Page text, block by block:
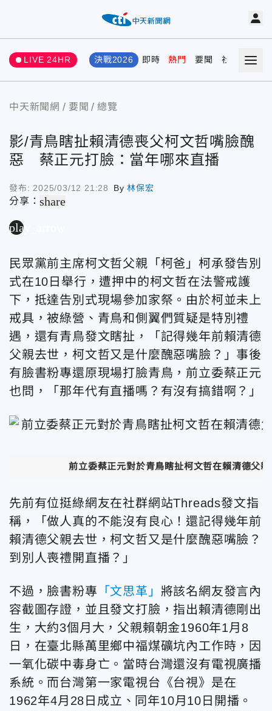
LIVE 24HR 決戰2026 即時 熱門 要聞 社會 娛樂
中天新聞網 要聞 總覽
影/青鳥瞎扯賴清德喪父柯文哲嘴臉醜
惡 蔡正元打臉：當年哪來直播
發布: 2025/03/12 21:28 By林保宏
分享：share
play_arrow
民眾黨前主席柯文哲父親「柯爸」柯承發告別
式在10日舉行，遭押中的柯文哲在法警戒護
下，抵達告別式現場參加家祭。由於柯並未上
戒具，被綠營、青鳥和側翼們質疑是特別禮
遇，還有青鳥發文瞎扯，「記得幾年前賴清德
父親去世，柯文哲又是什麼醜惡嘴臉？」事後
有臉書粉專還原現場打臉青鳥，前立委蔡正元
也問，「那年代有直播嗎？有沒有搞錯啊？」
前立委蔡正元對於青鳥瞎扯柯文哲在賴清德父
先前有位挺綠網友在社群網站Threads發文指
稱，「做人真的不能沒有良心！還記得幾年前
賴清德父親去世，柯文哲又是什麼醜惡嘴臉？
到別人喪禮開直播？」
不過，臉書粉專 「文思革」 將該名網友發言內
容截圖存證，並且發文打臉，指出賴清德剛出
生，大約3個月大，父親賴朝金1960年1月8
日，在臺北縣萬里鄉中福煤礦坑內工作時，因
一氧化碳中毒身亡。當時台灣還沒有電視廣播
系統。而台灣第一家電視台《台視》是在
1962年4月28日成立、同年10月10日開播。